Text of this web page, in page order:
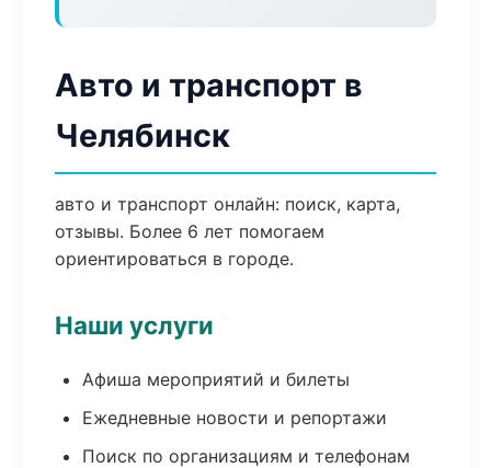
Авто и транспорт в
Челябинск
авто и транспорт онлайн: поиск, карта,
отзывы. Более 6 лет помогаем
ориентироваться в городе.
Наши услуги
Афиша мероприятий и билеты
Ежедневные новости и репортажи
Поиск по организациям и телефонам